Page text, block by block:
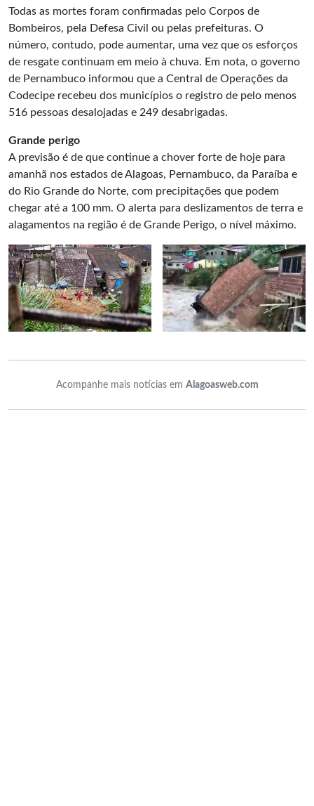
Todas as mortes foram confirmadas pelo Corpos de
Bombeiros, pela Defesa Civil ou pelas prefeituras. O
número, contudo, pode aumentar, uma vez que os esforços
de resgate continuam em meio à chuva. Em nota, o governo
de Pernambuco informou que a Central de Operações da
Codecipe recebeu dos municípios o registro de pelo menos
516 pessoas desalojadas e 249 desabrigadas.
Grande perigo
A previsão é de que continue a chover forte de hoje para
amanhã nos estados de Alagoas, Pernambuco, da Paraíba e
do Rio Grande do Norte, com precipitações que podem
chegar até a 100 mm. O alerta para deslizamentos de terra e
alagamentos na região é de Grande Perigo, o nível máximo.
Acompanhe mais notícias em Alagoasweb.com